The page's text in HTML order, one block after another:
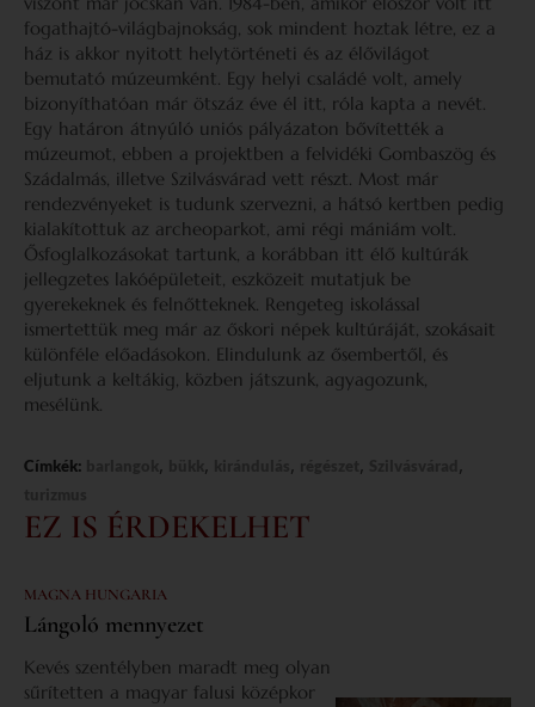
fogathajtó-világbajnokság, sok mindent hoztak létre, ez a
ház is akkor nyitott helytörténeti és az élővilágot
bemutató múzeumként. Egy helyi családé volt, amely
bizonyíthatóan már ötszáz éve él itt, róla kapta a nevét.
Egy határon átnyúló uniós pályázaton bővítették a
múzeumot, ebben a projektben a felvidéki Gombaszög és
Szádalmás, illetve Szilvásvárad vett részt. Most már
rendezvényeket is tudunk szervezni, a hátsó kertben pedig
kialakítottuk az archeoparkot, ami régi mániám volt.
Ősfoglalkozásokat tartunk, a korábban itt élő kultúrák
jellegzetes lakóépületeit, eszközeit mutatjuk be
gyerekeknek és felnőtteknek. Rengeteg iskolással
ismertettük meg már az őskori népek kultúráját, szokásait
különféle előadásokon. Elindulunk az ősembertől, és
eljutunk a keltákig, közben játszunk, agyagozunk,
mesélünk.
Címkék: , , , , ,
EZ IS ÉRDEKELHET
MAGNA HUNGARIA
Lángoló mennyezet
Kevés szentélyben maradt meg olyan
sűrítetten a magyar falusi középkor